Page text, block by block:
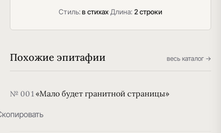
Стиль:в стихах·Длина: 2 строки
Похожие эпитафии весь каталог →
№ 001 «Мало будет гранитной страницы»